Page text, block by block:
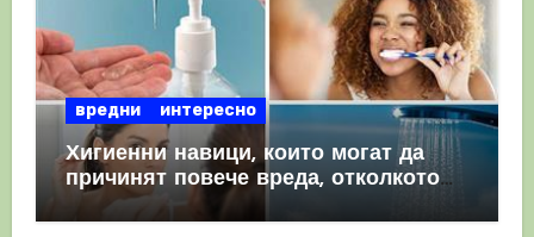
вредни интересно
Хигиенни навици, които могат да
причинят повече вреда, отколкото
полза